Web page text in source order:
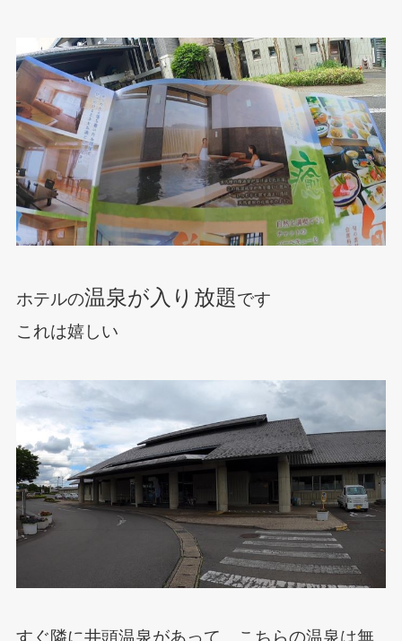
ホテルの温泉が入り放題です
これは嬉しい
すぐ隣に井頭温泉があって、こちらの温泉は無